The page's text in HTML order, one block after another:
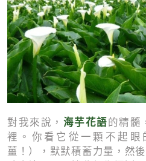
對我來說， 海芋花語的精髓
裡。你看它從一顆不起眼
薑！），默默積蓄力量，然